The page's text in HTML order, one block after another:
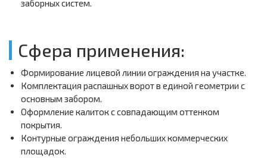
заборных систем.
Сфера применения:
Формирование лицевой линии ограждения на участке.
Комплектация распашных ворот в единой геометрии с
основным забором.
Оформление калиток с совпадающим оттенком
покрытия.
Контурные ограждения небольших коммерческих
площадок.